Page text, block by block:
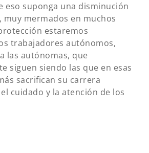
eso suponga una disminución
muy mermados en muchos
estaremos
trabajadores autónomos,
las autónomas, que
siguen siendo las que en esas
sacrifican su carrera
cuidado y la atención de los